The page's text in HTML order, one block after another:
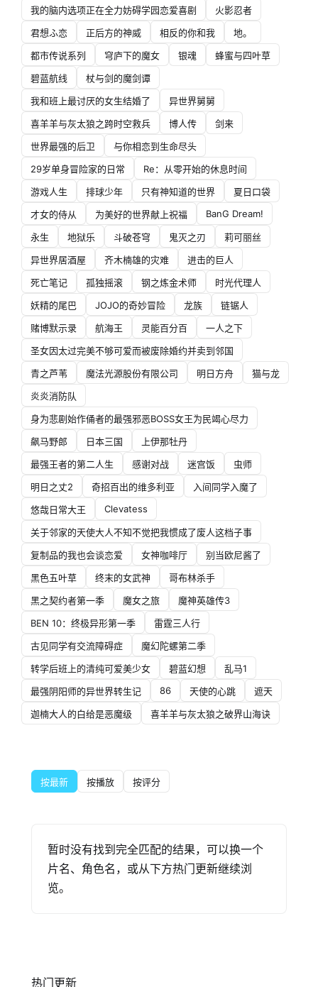
我的脑内选项正在全力妨碍学园恋爱喜剧
火影忍者
君想ふ恋
正后方的神威 相反的你和我
地。
都市传说系列
穹庐下的魔女 银魂
蜂蜜与四叶草
碧蓝航线
杖与剑的魔剑谭
我和班上最讨厌的女生结婚了
异世界舅舅
喜羊羊与灰太狼之跨时空救兵
博人传
剑来
世界最强的后卫
与你相恋到生命尽头
29岁单身冒险家的日常
Re：从零开始的休息时间
游戏人生
排球少年 只有神知道的世界
夏日口袋
才女的侍从
为美好的世界献上祝福 BanG Dream!
永生 地狱乐 斗破苍穹 鬼灭之刃
莉可丽丝
异世界居酒屋
齐木楠雄的灾难
进击的巨人
死亡笔记
孤独摇滚 钢之炼金术师
时光代理人
妖精的尾巴
JOJO的奇妙冒险 龙族
链锯人
赌博默示录
航海王 灵能百分百
一人之下
圣女因太过完美不够可爱而被废除婚约并卖到邻国
青之芦苇
魔法光源股份有限公司 明日方舟
猫与龙
炎炎消防队
身为悲剧始作俑者的最强邪恶BOSS女王为民竭心尽力
飙马野郎
日本三国
上伊那牡丹
最强王者的第二人生
感谢对战 迷宫饭
虫师
明日之丈2
奇招百出的维多利亚
入间同学入魔了
悠哉日常大王
Clevatess
关于邻家的天使大人不知不觉把我惯成了废人这档子事
复制品的我也会谈恋爱
女神咖啡厅
别当欧尼酱了
黑色五叶草
终末的女武神
哥布林杀手
黑之契约者第一季
魔女之旅
魔神英雄传3
BEN 10：终极异形第一季
雷霆三人行
古见同学有交流障碍症
魔幻陀螺第二季
转学后班上的清纯可爱美少女
碧蓝幻想
乱马1
最强阴阳师的异世界转生记
86 天使的心跳
遮天
迦楠大人的白给是恶魔级
喜羊羊与灰太狼之破界山海诀
按最新 按播放 按评分
暂时没有找到完全匹配的结果，可以换一个
片名、角色名，或从下方热门更新继续浏
览。
热门更新